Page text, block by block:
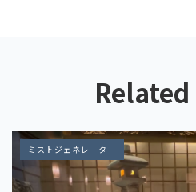
ミストジェネレーター